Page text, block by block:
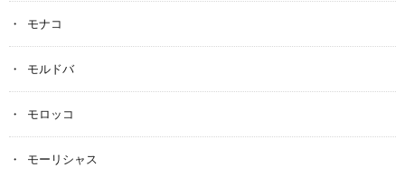
モナコ
モルドバ
モロッコ
モーリシャス